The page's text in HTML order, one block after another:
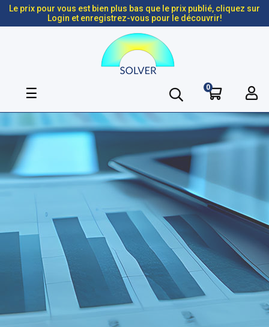
Le prix pour vous est bien plus bas que le prix publié, cliquez sur
Login et enregistrez-vous pour le découvrir!
Basculer
navigation
☰ 0